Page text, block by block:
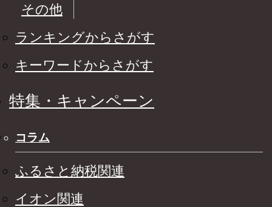
その他
ランキングからさがす
キーワードからさがす
特集・キャンペーン
コラム
ふるさと納税関連
イオン関連